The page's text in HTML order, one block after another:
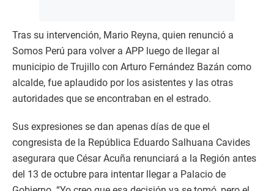
Tras su intervención, Mario Reyna, quien renunció a
Somos Perú para volver a APP luego de llegar al
municipio de Trujillo con Arturo Fernández Bazán como
alcalde, fue aplaudido por los asistentes y las otras
autoridades que se encontraban en el estrado.
Sus expresiones se dan apenas días de que el
congresista de la República Eduardo Salhuana Cavides
asegurara que César Acuña renunciará a la Región antes
del 13 de octubre para intentar llegar a Palacio de